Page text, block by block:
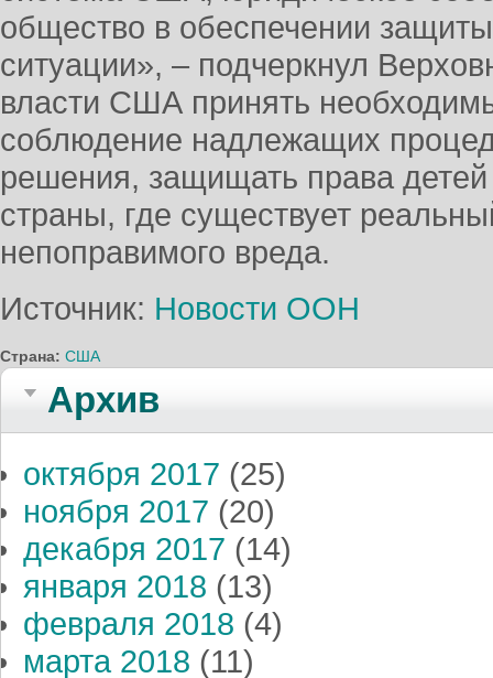
общество в обеспечении
ситуации», – подчеркнул
власти США принять
соблюдение надлежащих
решения, защищать права детей
страны, где существует
непоправимого вреда.
Источник: Новости ООН
Страна: США
Архив
октября 2017 (25)
ноября 2017 (20)
декабря 2017 (14)
января 2018 (13)
февраля 2018 (4)
марта 2018 (11)